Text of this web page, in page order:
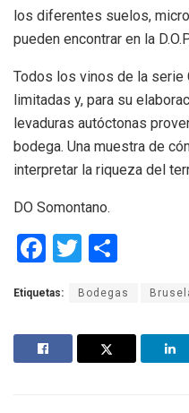
los diferentes suelos,
pueden encontrar en la
Todos los vinos de la serie
limitadas y, para su
levaduras autóctonas
bodega. Una muestra de
interpretar la riqueza del
DO Somontano.
F
ce
b
o
T
tt
er
m
p
ar
Etiquetas: Bodegas